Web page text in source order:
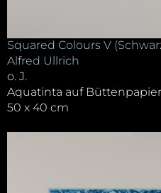
Squared Colours V
Alfred Ullrich
o. J.
Aquatinta auf Büttenpapier
50 x 40 cm